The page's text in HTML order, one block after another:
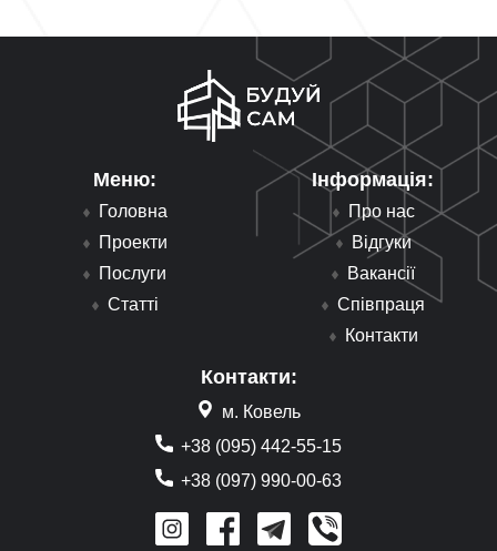
Меню:
Головна
Проекти
Послуги
Статті
Інформація:
Про нас
Відгуки
Вакансії
Співпраця
Контакти
Контакти:
м. Ковель
+38 (095) 442-55-15
+38 (097) 990-00-63